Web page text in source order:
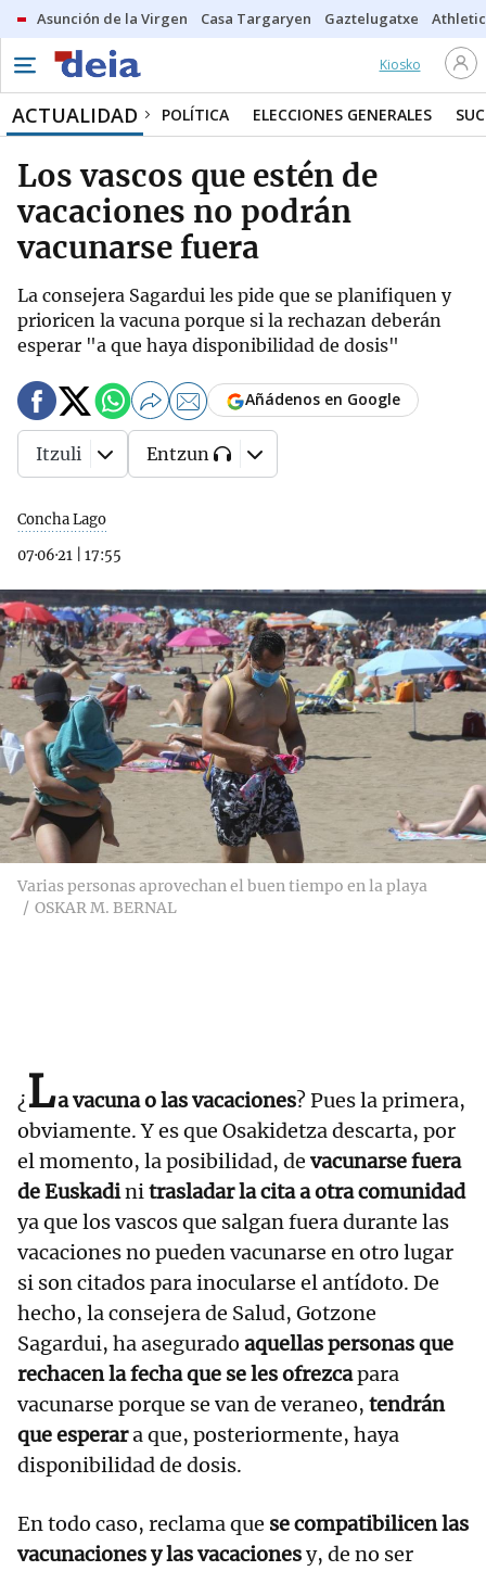
Asunción de la Virgen Casa Targaryen Gaztelugatxe Athletic
Kiosko
ACTUALIDAD POLÍTICA ELECCIONES GENERALES
Los vascos que estén de
vacaciones no podrán
vacunarse fuera
La consejera Sagardui les pide que se planifiquen y
prioricen la vacuna porque si la rechazan deberán
esperar "a que haya disponibilidad de dosis"
Concha Lago
07·06·21
17:55
Añádenos en Google
Itzuli Entzun
Varias personas aprovechan el buen tiempo en la playa
OSKAR M. BERNAL
¿La vacuna o las vacaciones? Pues la primera,
obviamente. Y es que Osakidetza descarta, por
el momento, la posibilidad, de vacunarse fuera
de Euskadinitrasladar la cita a otra comunidad
ya que los vascos que salgan fuera durante las
vacaciones no pueden vacunarse en otro lugar
si son citados para inocularse el antídoto. De
hecho, la consejera de Salud, Gotzone
Sagardui, ha asegurado aquellas personas que
rechacen la fecha que se les ofrezcapara
vacunarse porque se van de veraneo, tendrán
que esperara que, posteriormente, haya
disponibilidad de dosis.
En todo caso, reclama que se compatibilicen las
vacunaciones y las vacacionesy, de no ser